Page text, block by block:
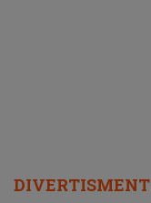
DIVERTISMENT